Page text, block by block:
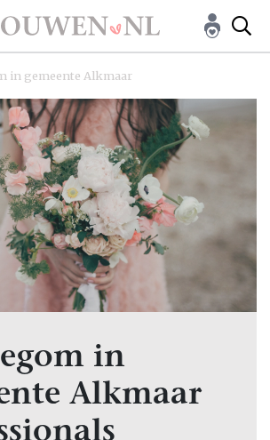
in gemeente Alkmaar
in
Alkmaar